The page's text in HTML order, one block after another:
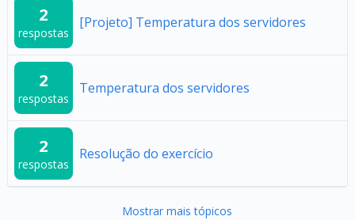
2
respostas
[Projeto] Temperatura dos servidores
2
respostas
Temperatura dos servidores
2
respostas
Resolução do exercício
Mostrar mais tópicos